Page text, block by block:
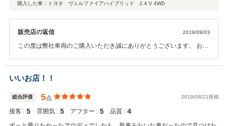
るお買い物ができました！
購入した車：トヨタ ヴェルファイアハイブリッド 2.4 V 4WD
販売店の返信 2019/09/03
この度は弊社車両のご購入いただき誠にありがとうございます。 お車
ーコーティングは他のお客様皆様にも好評で 皆さんに満足していただ
いております。 プッチ４８３９様にも気に入っていただけて安心いた
しました。 １年おきにコーティングはかけた方が良いと思いますので
また必要な 際はぜひご連絡ください。 この度は誠にありがとうござい
いいお店！！
総合評価 5点 2019/08/21投稿
接客 : 5 雰囲気 : 5 アフター : 5 品質 : 4